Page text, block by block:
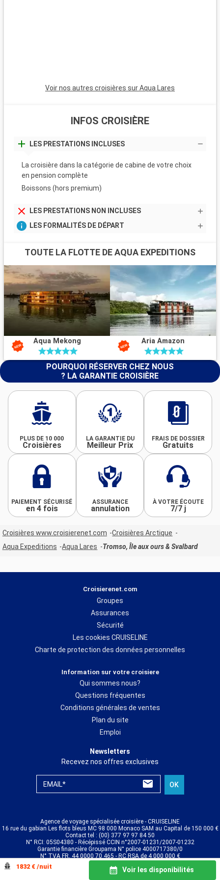
1832 € /nuit Voir les disponibilités
Voir nos autres croisières sur Aqua Lares
INFOS CROISIÈRE
LES PRESTATIONS INCLUSES
La croisière dans la catégorie de cabine de votre choix
en pension complète
Boissons (hors premium)
LES PRESTATIONS NON INCLUSES
LES FORMALITÉS DE DÉPART
TOUTE LA FLOTTE DE AQUA EXPEDITIONS
Aqua Mekong Aria Amazon
POURQUOI RÉSERVER CHEZ NOUS
? LA GARANTIE CROISIÈRE
PLUS DE 10 000
Croisières
LA GARANTIE DU
Meilleur Prix
FRAIS DE DOSSIER
Gratuits
PAIEMENT SÉCURISÉ
en 4 fois
ASSURANCE
annulation
À VOTRE ÉCOUTE
7/7 j
Croisières www.croisierenet.com
Croisières Arctique
Aqua Expeditions
Aqua Lares Tromso, Île aux ours & Svalbard
Croisierenet.com
Groupes
Assurances
Sécurité
Les cookies CRUISELINE
Charte de protection des données personnelles
Information sur votre croisiere
Qui sommes nous?
Questions fréquentes
Conditions générales de ventes
Plan du site
Emploi
Newsletters
Recevez nos offres exclusives
EMAIL* OK
Agence de voyage spécialisée croisière - CRUISELINE
16 rue du gabian Les flots bleus MC 98 000 Monaco SAM au Capital de 150 000 €
Contact tel : (00) 377 97 97 84 50
N° RCI: 05S04380 - Récépissé CCIN n°2007-01231/2007-01232
Garantie financière Groupama N° police 4000717380/0
N° TVA FR. 44 0000 70 465 - RC RSA de 4 000 000 €
© CRUISELINE 2026 - all rights reserved